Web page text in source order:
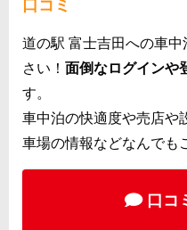
口コミ
道の駅 富士吉田への車
さい！ 面倒なログインや
す。
車中泊の快適度や売店や
車場の情報などなんでも
口コ